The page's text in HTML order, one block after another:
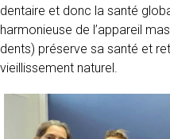
dentaire et donc la santé
harmonieuse de l’appareil
dents) préserve sa santé et
vieillissement naturel.